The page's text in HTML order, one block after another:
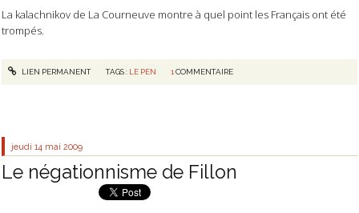
La kalachnikov de La Courneuve montre à quel point les Français ont été
trompés.
LIEN PERMANENT TAGS : LE PEN 1COMMENTAIRE
jeudi 14 mai 2009
Le négationnisme de Fillon